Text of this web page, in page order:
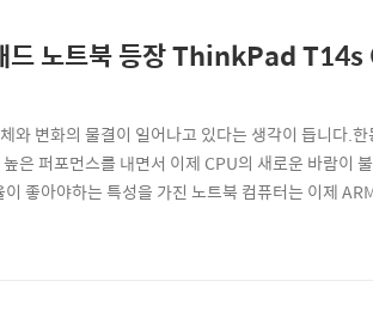
트북 등장 ThinkPad T14s Gen6 AI
변화의 물결이 일어나고 있다는 생각이 듭니다.
은 퍼포먼스를 내면서 이제 CPU의 새로운 바람이
좋아야하는 특성을 가진 노트북 컴퓨터는 이제
X Elite)를 탑재한 ARM 칩 기반의 윈도